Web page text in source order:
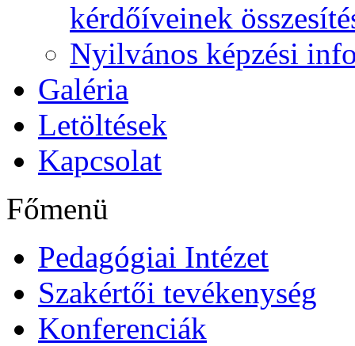
kérdőíveinek
Nyilvános képzési
Galéria
Letöltések
Kapcsolat
Főmenü
Pedagógiai Intézet
Szakértői tevékenység
Konferenciák